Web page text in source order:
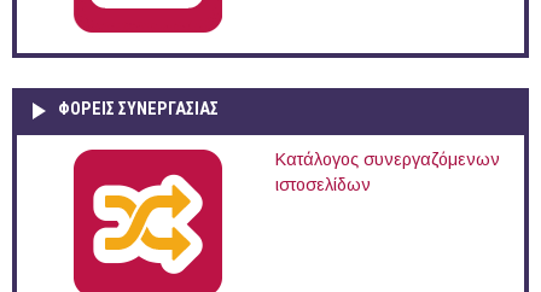
ΦΟΡΕΙΣ ΣΥΝΕΡΓΑΣΙΑΣ
Κατάλογος συνεργαζόμενων
ιστοσελίδων